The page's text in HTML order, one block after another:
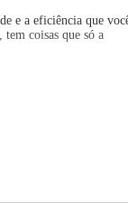
e a eficiência que
coisas que só a